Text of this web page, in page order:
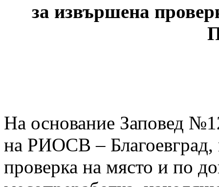
за извършена
На основание Заповед
на РИОСВ – Благоевград,
проверка на място и по